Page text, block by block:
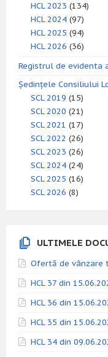
HCL 2023 (134)
HCL 2024 (97)
HCL 2025 (94)
HCL 2026 (36)
Registrul de evidenta
Ședințele Consiliului
SCL 2019 (15)
SCL 2020 (21)
SCL 2021 (17)
SCL 2022 (26)
SCL 2023 (26)
SCL 2024 (24)
SCL 2025 (16)
SCL 2026 (8)
ULTIMELE
Ofertă de vânzare
HCL 37 din
HCL 36 din
HCL 35 din
HCL 34 din